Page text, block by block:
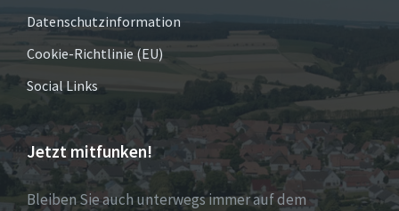
Datenschutzinformation
Cookie-Richtlinie (EU)
Social Links
Jetzt mitfunken!
Bleiben Sie auch unterwegs immer auf dem